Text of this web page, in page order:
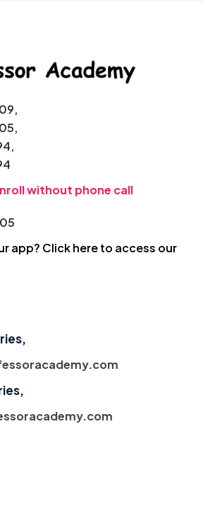
without phone call
app? Click here to access our